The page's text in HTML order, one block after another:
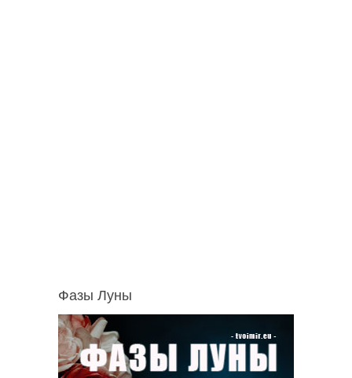
Фазы Луны